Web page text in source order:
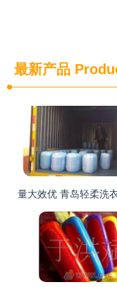
最新产品